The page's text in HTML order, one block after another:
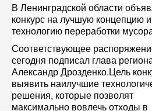
В Ленинградской области
конкурс на лучшую концепцию и
технологию переработки
Соответствующее
сегодня подписал глава
Александр Дрозденко.Цель
выявить наилучшие
решения, которые позволят
максимально вовлечь отходы в